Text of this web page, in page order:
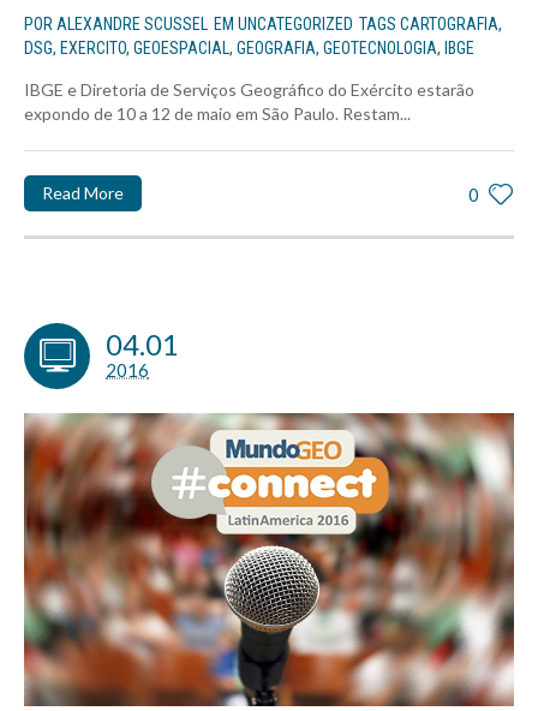
POR ALEXANDRE SCUSSEL EM UNCATEGORIZED TAGS CARTOGRAFIA,
DSG, EXERCITO, GEOESPACIAL, GEOGRAFIA, GEOTECNOLOGIA, IBGE
IBGE e Diretoria de Serviços Geográfico do Exército estarão
expondo de 10 a 12 de maio em São Paulo. Restam...
0
Read More
04.01
2016